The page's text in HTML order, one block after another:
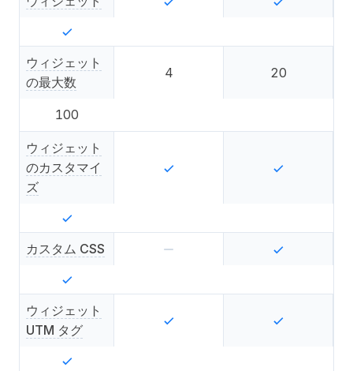
ウィジェット
の最大数
4 20
100
ウィジェット
のカスタマイ
ズ
カスタム CSS
ウィジェット
UTM タグ